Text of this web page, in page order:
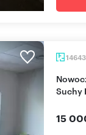
Nowoczesny magazyn z biurem 4 861 m², 1,46 ha,
Suchy
15